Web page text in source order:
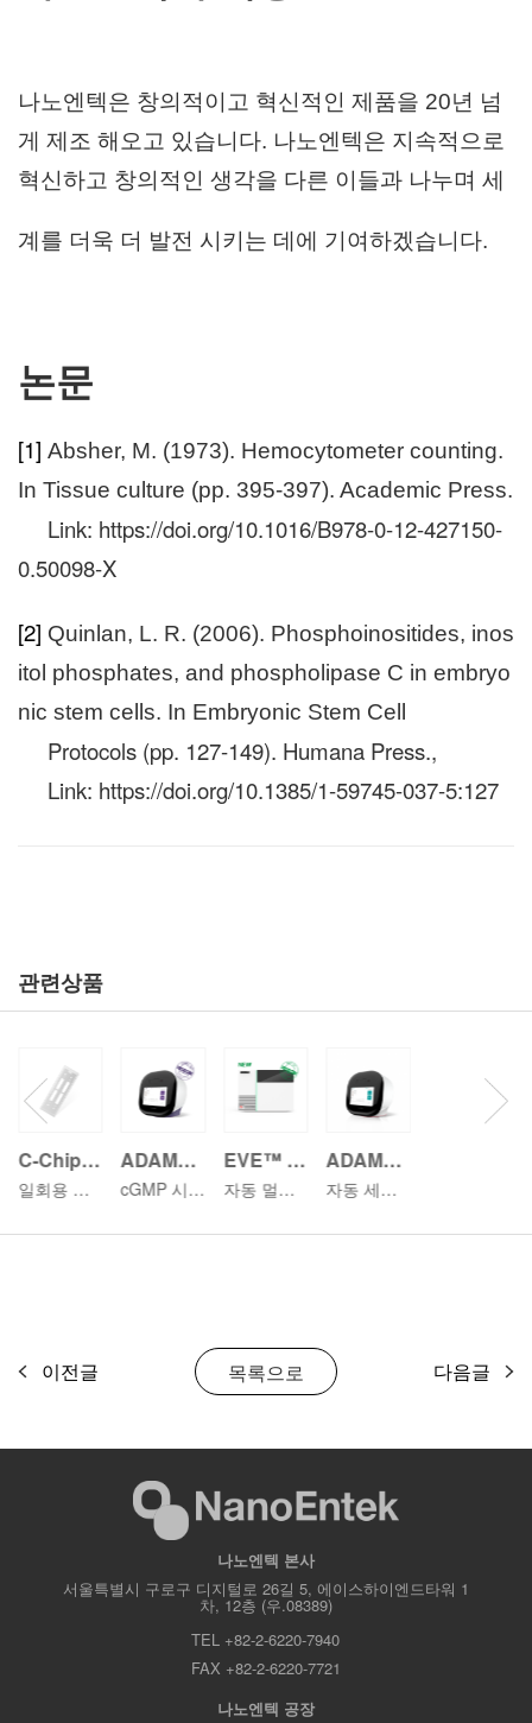
나노엔텍은 창의적이고 혁신적인 제품을 20년 넘
게 제조 해오고 있습니다. 나노엔텍은 지속적으로
혁신하고 창의적인 생각을 다른 이들과 나누며 세
계를 더욱 더 발전 시키는 데에 기여하겠습니다.
논문
[1] Absher, M. (1973). Hemocytometer counting.
In Tissue culture (pp. 395-397). Academic Press.
Link: https://doi.org/10.1016/B978-0-12-427150-
0.50098-X
[2] Quinlan, L. R. (2006). Phosphoinositides, inos
itol phosphates, and phospholipase C in embryo
nic stem cells. In Embryonic Stem Cell
Protocols (pp. 127-149). Humana Press.,
Link: https://doi.org/10.1385/1-59745-037-5:127
관련상품
C-Chip 4ch
일회용 플라스틱 Hemocytometer
ADAM™ CellT
cGMP 시설용 자동 세포 계수기
EVE™ HT
자동 멀티 세포 계수기
ADAM™ MC2
자동 세포 계수기
목록으로
이전글 다음글
나노엔텍 본사
서울특별시 구로구 디지털로 26길 5, 에이스하이엔드타워 1
차, 12층 (우.08389)
TEL +82-2-6220-7940
FAX +82-2-6220-7721
나노엔텍 공장